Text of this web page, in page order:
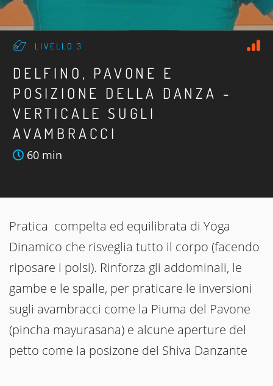
LIVELLO 3
DELFINO, PAVONE E
POSIZIONE DELLA DANZA -
VERTICALE SUGLI
AVAMBRACCI
60 min
Pratica compelta ed equilibrata di Yoga
Dinamico che risveglia tutto il corpo (facendo
riposare i polsi). Rinforza gli addominali, le
gambe e le spalle, per praticare le inversioni
sugli avambracci come la Piuma del Pavone
(pincha mayurasana) e alcune aperture del
petto come la posizone del Shiva Danzante